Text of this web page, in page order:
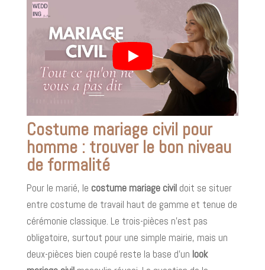
Costume mariage civil pour
homme : trouver le bon niveau
de formalité
Pour le marié, le costume mariage civildoit se situer
entre costume de travail haut de gamme et tenue de
cérémonie classique. Le trois-pièces n’est pas
obligatoire, surtout pour une simple mairie, mais un
deux-pièces bien coupé reste la base d’un look